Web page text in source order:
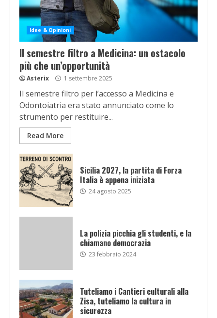
Idee & Opinioni
Il semestre filtro a Medicina: un ostacolo
più che un’opportunità
Asterix 1 settembre 2025
Il semestre filtro per l’accesso a Medicina e
Odontoiatria era stato annunciato come lo
strumento per restituire...
Read More
Sicilia 2027, la partita di Forza
Italia è appena iniziata
24 agosto 2025
La polizia picchia gli studenti, e la
chiamano democrazia
23 febbraio 2024
Tuteliamo i Cantieri culturali alla
Zisa, tuteliamo la cultura in
sicurezza